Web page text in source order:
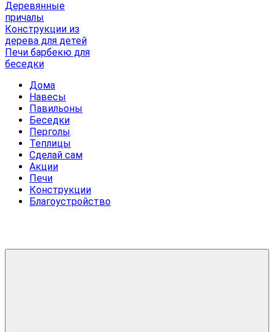
Деревянные
причалы
Конструкции из
дерева для детей
Печи барбекю для
беседки
Дома
Навесы
Павильоны
Беседки
Перголы
Теплицы
Сделай сам
Акции
Печи
Конструкции
Благоустройство